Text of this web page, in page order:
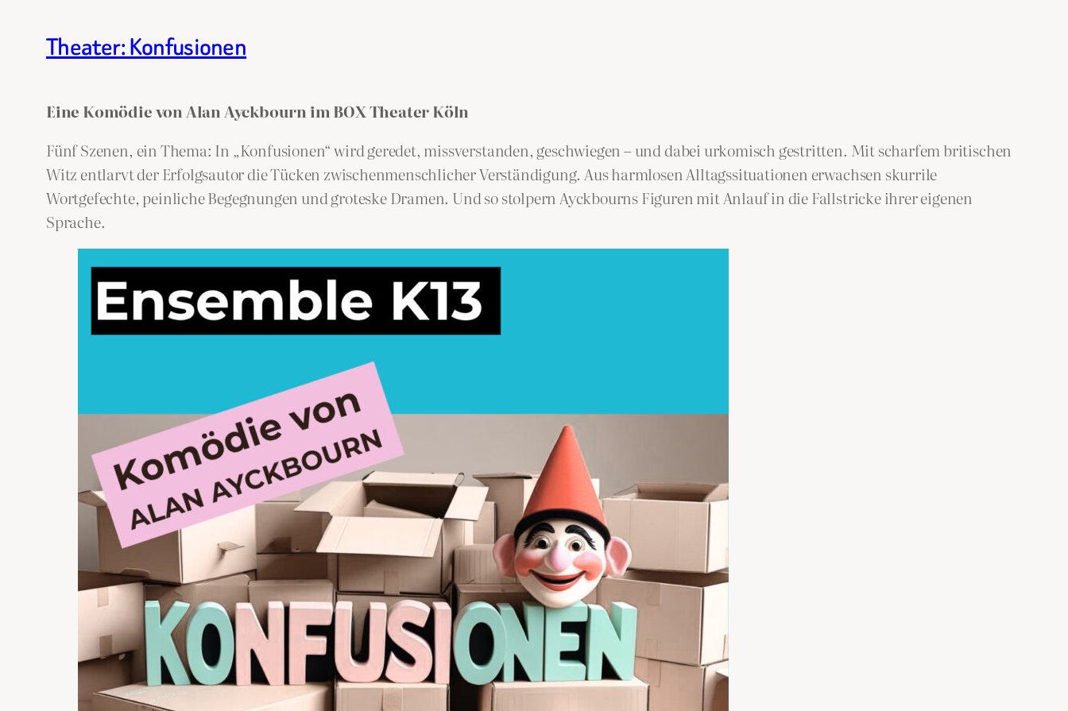
Theater: Konfusionen
Eine Komödie von Alan Ayckbourn im BOX Theater Köln
Fünf Szenen, ein Thema: In „Konfusionen“ wird geredet, missverstanden, geschwiegen – und dabei urkomisch gestritten. Mit scharfem britischen
Witz entlarvt der Erfolgsautor die Tücken zwischenmenschlicher Verständigung. Aus harmlosen Alltagssituationen erwachsen skurrile
Wortgefechte, peinliche Begegnungen und groteske Dramen. Und so stolpern Ayckbourns Figuren mit Anlauf in die Fallstricke ihrer eigenen
Sprache.